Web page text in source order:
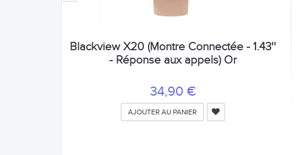
Blackview X20 (Montre Connectée - 1.43''
- Réponse aux appels) Or
34,90 €
AJOUTER AU PANIER